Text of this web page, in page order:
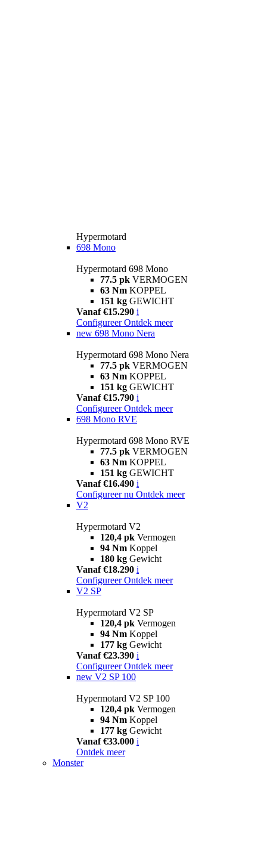
Hypermotard
698 Mono
Hypermotard 698 Mono
77.5 pk VERMOGEN
63 Nm KOPPEL
151 kg GEWICHT
Vanaf €15.290 i
Configureer Ontdek meer
new 698 Mono Nera
Hypermotard 698 Mono Nera
77.5 pk VERMOGEN
63 Nm KOPPEL
151 kg GEWICHT
Vanaf €15.790 i
Configureer Ontdek meer
698 Mono RVE
Hypermotard 698 Mono RVE
77.5 pk VERMOGEN
63 Nm KOPPEL
151 kg GEWICHT
Vanaf €16.490 i
Configureer nu Ontdek meer
V2
Hypermotard V2
120,4 pk Vermogen
94 Nm Koppel
180 kg Gewicht
Vanaf €18.290 i
Configureer Ontdek meer
V2 SP
Hypermotard V2 SP
120,4 pk Vermogen
94 Nm Koppel
177 kg Gewicht
Vanaf €23.390 i
Configureer Ontdek meer
new V2 SP 100
Hypermotard V2 SP 100
120,4 pk Vermogen
94 Nm Koppel
177 kg Gewicht
Vanaf €33.000 i
Ontdek meer
Monster